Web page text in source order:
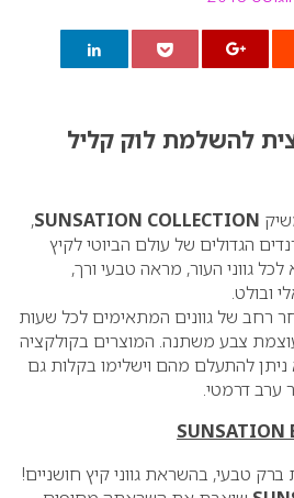
להשלמת לוק קליל
SUNSATION COLLECTION
,
הגדולים של עולם הביוטי לקיץ
לכל גווני העור, מראה טבעי ורך,
ובולט.
רחב של גוונים המתאימים לכל שעות
צבע משתנה. המוצרים בקולקציה
להתעלם מהם וישלימו בקלות גם
ערב דרמטי.
SUNSATION
ברק טבעי, בהשראת גווני קיץ חושניים!